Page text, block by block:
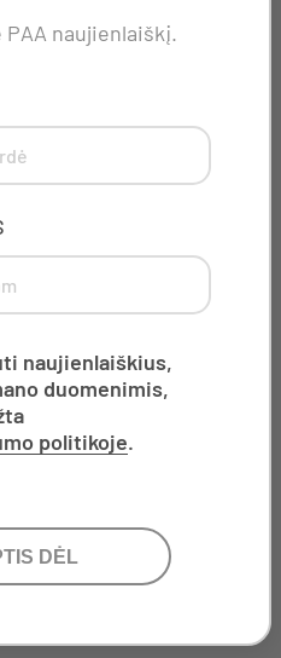
naujienlaiškį.
naujienlaiškius,
duomenimis,
politikoje.